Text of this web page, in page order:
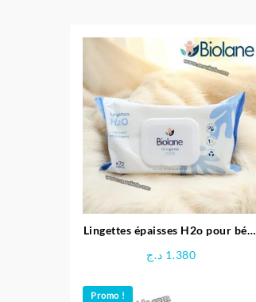
Lingettes épaisses H2o pour bébé
1.380 د.ج
Promo !